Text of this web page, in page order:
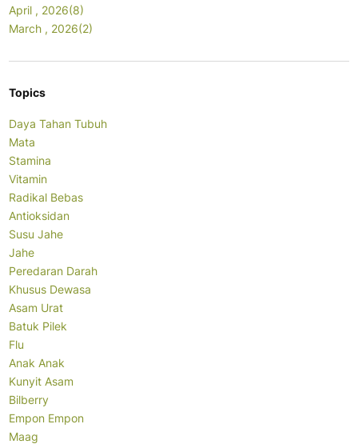
April , 2026(8)
March , 2026(2)
Topics
Daya Tahan Tubuh
Mata
Stamina
Vitamin
Radikal Bebas
Antioksidan
Susu Jahe
Jahe
Peredaran Darah
Khusus Dewasa
Asam Urat
Batuk Pilek
Flu
Anak Anak
Kunyit Asam
Bilberry
Empon Empon
Maag